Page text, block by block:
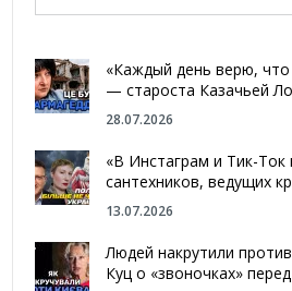
«Каждый день верю,
— староста Казачьей
28.07.2026
«В Инстаграм и Тик-Ток
сантехников, ведущих
13.07.2026
Людей накрутили
Куц о «звоночках»